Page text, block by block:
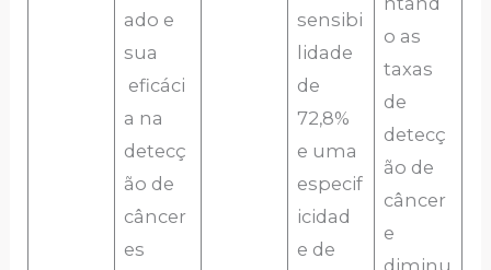
ado e
sua
eficáci
a na
detecç
ão de
câncer
es
sensibi
lidade
de
72,8%
e uma
especif
icidad
e de
o as
taxas
de
detecç
ão de
câncer
e
diminu